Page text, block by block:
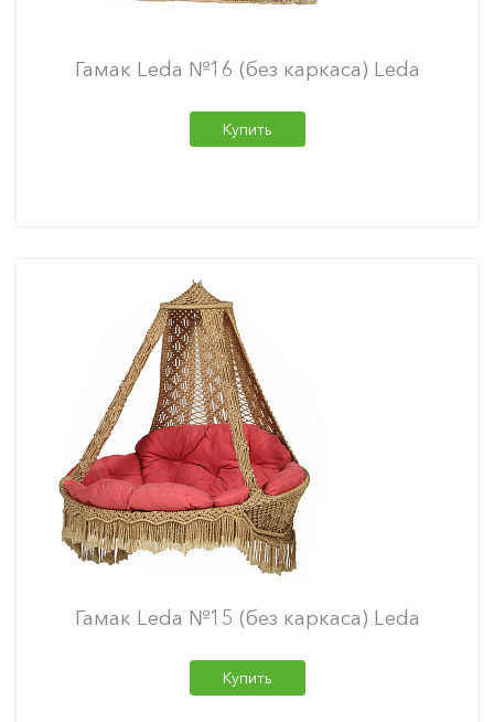
Гамак Leda №16 (без каркаса) Leda
Купить
Гамак Leda №15 (без каркаса) Leda
Купить